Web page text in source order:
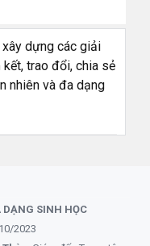
dựng các giải
trao đổi, chia sẻ
nhiên và đa dạng
DẠNG SINH HỌC
2023